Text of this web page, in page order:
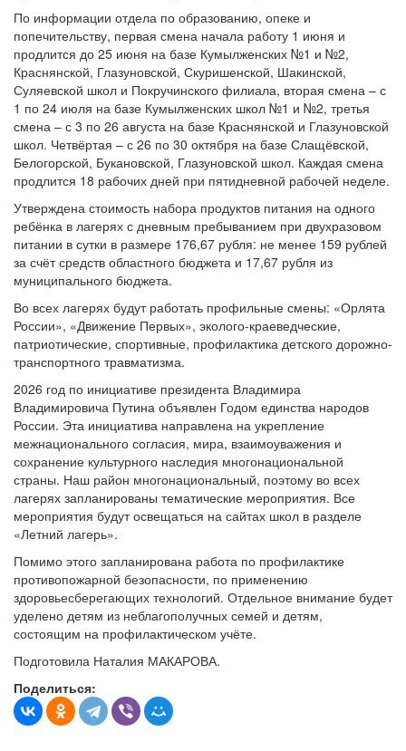
По информации отдела по образованию, опеке и
попечительству, первая смена начала работу 1 июня и
продлится до 25 июня на базе Кумылженских №1 и №2,
Краснянской, Глазуновской, Скуришенской, Шакинской,
Суляевской школ и Покручинского филиала, вторая смена – с
1 по 24 июля на базе Кумылженских школ №1 и №2, третья
смена – с 3 по 26 августа на базе Краснянской и Глазуновской
школ. Четвёртая – с 26 по 30 октября на базе Слащёвской,
Белогорской, Букановской, Глазуновской школ. Каждая смена
продлится 18 рабочих дней при пятидневной рабочей неделе.
Утверждена стоимость набора продуктов питания на одного
ребёнка в лагерях с дневным пребыванием при двухразовом
питании в сутки в размере 176,67 рубля: не менее 159 рублей
за счёт средств областного бюджета и 17,67 рубля из
муниципального бюджета.
Во всех лагерях будут работать профильные смены: «Орлята
России», «Движение Первых», эколого-краеведческие,
патриотические, спортивные, профилактика детского дорожно-
транспортного травматизма.
2026 год по инициативе президента Владимира
Владимировича Путина объявлен Годом единства народов
России. Эта инициатива направлена на укрепление
межнационального согласия, мира, взаимоуважения и
сохранение культурного наследия многонациональной
страны. Наш район многонациональный, поэтому во всех
лагерях запланированы тематические мероприятия. Все
мероприятия будут освещаться на сайтах школ в разделе
«Летний лагерь».
Помимо этого запланирована работа по профилактике
противопожарной безопасности, по применению
здоровьесберегающих технологий. Отдельное внимание будет
уделено детям из неблагополучных семей и детям,
состоящим на профилактическом учёте.
Подготовила Наталия МАКАРОВА.
Поделиться: